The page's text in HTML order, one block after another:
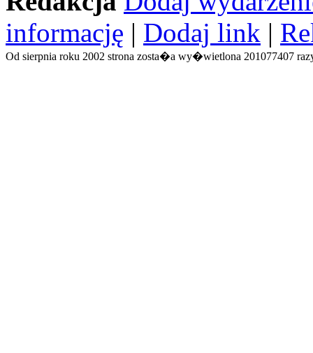
informację | Dodaj link |
Od sierpnia roku 2002 strona zosta�a wy�wietlona 201077407